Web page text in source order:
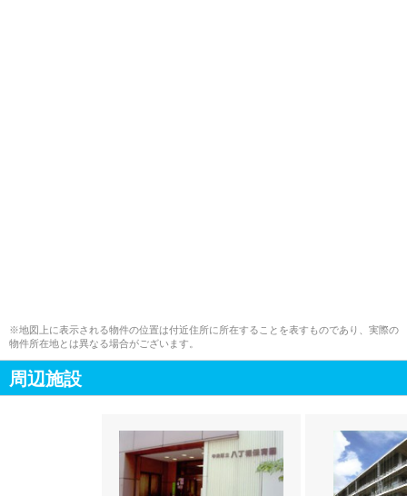
※地図上に表示される物件の位置は付近住所に所在することを表すものであり、実際の
物件所在地とは異なる場合がございます。
周辺施設